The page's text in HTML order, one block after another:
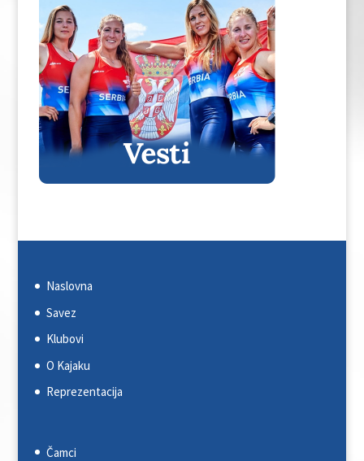
Naslovna
Savez
Klubovi
O Kajaku
Reprezentacija
Čamci